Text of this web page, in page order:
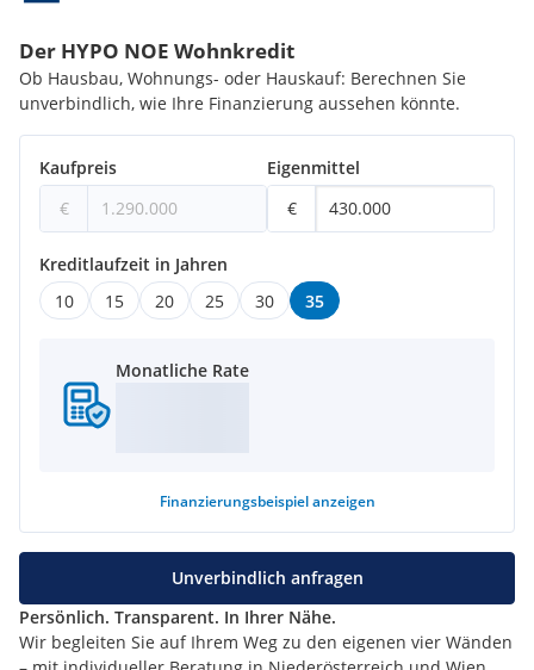
Der HYPO NOE Wohnkredit
Ob Hausbau, Wohnungs- oder Hauskauf: Berechnen Sie
unverbindlich, wie Ihre Finanzierung aussehen könnte.
Kaufpreis
€
Eigenmittel
€
Kreditlaufzeit in Jahren
10
15 20 25 30 35
Monatliche Rate
Finanzierungsbeispiel anzeigen
Persönlich. Transparent. In Ihrer Nähe.
Wir begleiten Sie auf Ihrem Weg zu den eigenen vier Wänden
Unverbindlich anfragen